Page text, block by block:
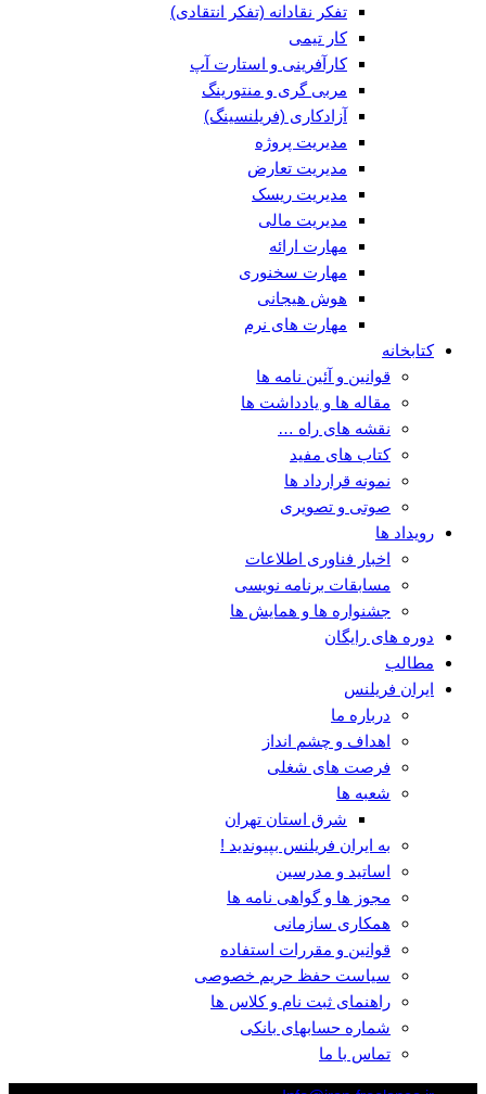
تفکر نقادانه (تفکر انتقادی)
کار تیمی
کارآفرینی و استارت آپ
مربی گری و منتورینگ
آزادکاری (فریلنسینگ)
مدیریت پروژه
مدیریت تعارض
مدیریت ریسک
مدیریت مالی
مهارت ارائه
مهارت سخنوری
هوش هیجانی
مهارت های نرم
کتابخانه
قوانین و آئین نامه ها
مقاله ها و یادداشت ها
نقشه های راه …
کتاب های مفید
نمونه قرارداد ها
صوتی و تصویری
رویداد ها
اخبار فناوری اطلاعات
مسابقات برنامه نویسی
جشنواره ها و همایش ها
دوره های رایگان
مطالب
ایران فریلنس
درباره ما
اهداف و چشم انداز
فرصت های شغلی
شعبه ها
شرق استان تهران
به ایران فریلنس بپیوندید !
اساتید و مدرسین
مجوز ها و گواهی نامه ها
همکاری سازمانی
قوانین و مقررات استفاده
سیاست حفظ حریم خصوصی
راهنمای ثبت نام و کلاس ها
شماره حسابهای بانکی
تماس با ما